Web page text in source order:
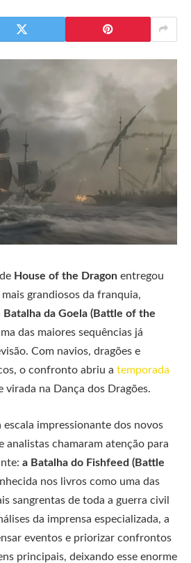
House of the Dragon entregou
grandiosos da franquia,
Batalha da Goela (Battle of the
das maiores sequências já
Com navios, dragões e
o confronto abriu a temporada
virada na Dança dos Dragões.
escala impressionante dos novos
analistas chamaram atenção para
a Batalha do Fishfeed (Battle
nos livros como uma das
sangrentas de toda a guerra civil
da imprensa especializada, a
eventos e priorizar confrontos
principais, deixando esse enorme